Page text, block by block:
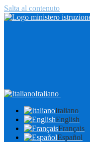
Salta al contenuto
Italiano
Italiano
English
Français
Español